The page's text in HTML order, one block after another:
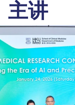
主讲